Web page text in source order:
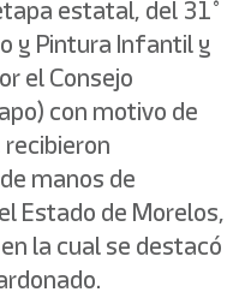
estatal, del 31°
y Pintura Infantil y
el Consejo
con motivo de
manos de
Estado de Morelos,
la cual se destacó